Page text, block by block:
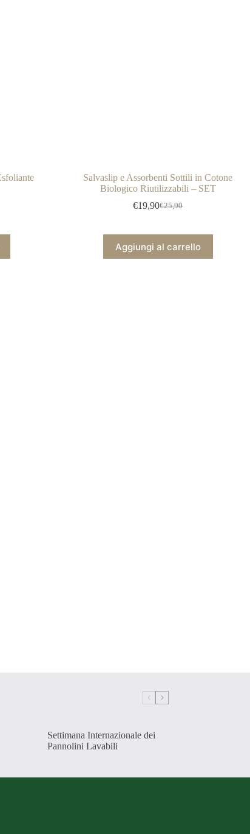
Salvaslip e Assorbenti Sottili in Cotone
Biologico Riutilizzabili – SET
€25,90
Il
originale
era:
€19,90Il
attuale
è:
Aggiungi al carrello
Settimana Internazionale dei
Pannolini Lavabili